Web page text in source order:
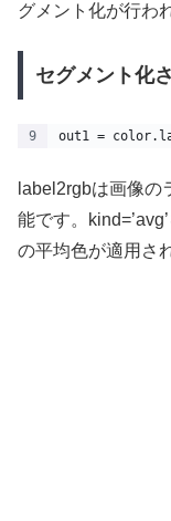
グメント化が行わ
セグメント化
out1 =
label2rgbは画像の
能です。
の平均色が適用さ